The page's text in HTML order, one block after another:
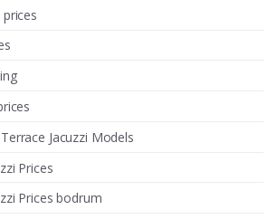
Jacuzzi Models
Prices
Prices bodrum